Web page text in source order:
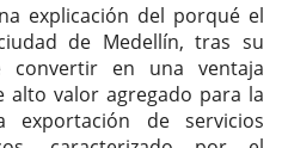
explicación del porqué el
de Medellín, tras su
convertir en una ventaja
alto valor agregado para la
de servicios